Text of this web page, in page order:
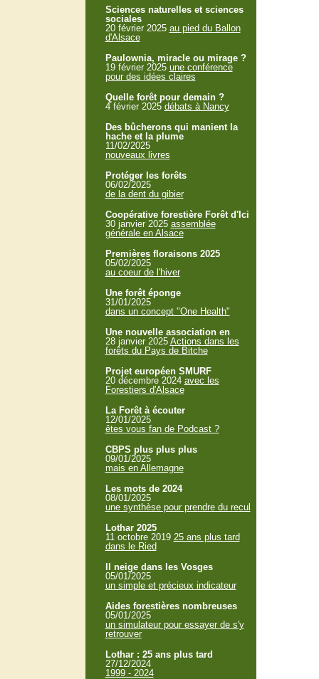
Sciences naturelles et sciences
sociales
20 février 2025 au pied du Ballon
d'Alsace
Paulownia, miracle ou mirage ?
19 février 2025 une conférence
pour des idées claires
Quelle forêt pour demain ?
4 février 2025 débats à Nancy
Des bûcherons qui manient la
hache et la plume
11/02/2025
nouveaux livres
Protéger les forêts
06/02/2025
de la dent du gibier
Coopérative forestière Forêt d'Ici
30 janvier 2025 assemblée
générale en Alsace
Premières floraisons 2025
05/02/2025
au coeur de l'hiver
Une forêt éponge
31/01/2025
dans un concept "One Health"
Une nouvelle association en
28 janvier 2025 Actions dans les
forêts du Pays de Bitche
Projet européen SMURF
20 décembre 2024 avec les
Forestiers d'Alsace
La Forêt à écouter
12/01/2025
êtes vous fan de Podcast ?
CBPS plus plus plus
09/01/2025
mais en Allemagne
Les mots de 2024
08/01/2025
une synthèse pour prendre du recul
Lothar 2025
11 octobre 2019 25 ans plus tard
dans le Ried
Il neige dans les Vosges
05/01/2025
un simple et précieux indicateur
Aides forestières nombreuses
05/01/2025
un simulateur pour essayer de s'y
retrouver
Lothar : 25 ans plus tard
27/12/2024
1999 - 2024